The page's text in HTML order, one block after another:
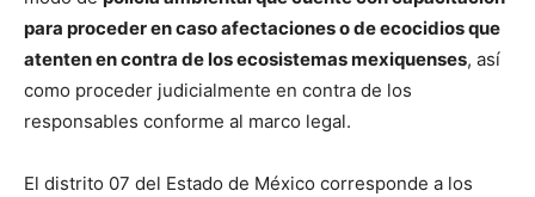
para proceder en caso afectaciones o de ecocidios que
atenten en contra de los ecosistemas mexiquenses, así
como proceder judicialmente en contra de los
responsables conforme al marco legal.
El distrito 07 del Estado de México corresponde a los